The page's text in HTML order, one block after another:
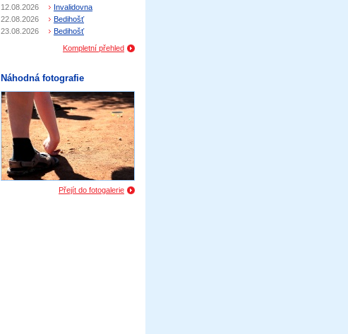
12.08.2026
Invalidovna
22.08.2026
Bedihošť
23.08.2026
Bedihošť
Kompletní přehled
Náhodná fotografie
Přejít do fotogalerie